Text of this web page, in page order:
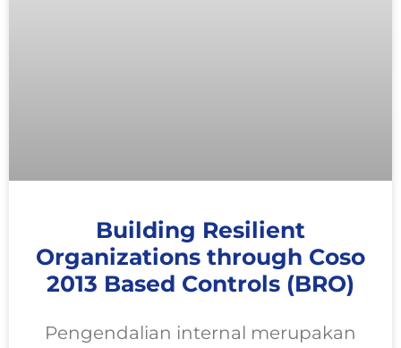
Building Resilient
Organizations through Coso
2013 Based Controls (BRO)
Pengendalian internal merupakan